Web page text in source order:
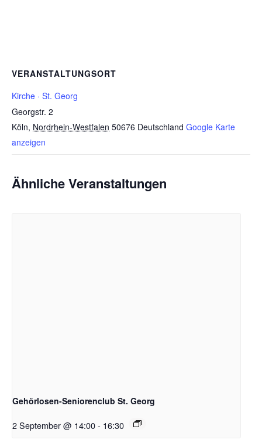
VERANSTALTUNGSORT
Kirche · St. Georg
Georgstr. 2
Köln, Nordrhein-Westfalen 50676 Deutschland Google Karte
anzeigen
Ähnliche Veranstaltungen
Gehörlosen-Seniorenclub St. Georg
2 September @ 14:00- 16:30